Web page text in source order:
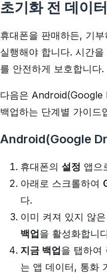
초기화 전 데이
휴대폰을 판매하든, 기
실행해야 합니다. 시간
를 안전하게 보호합니다.
다음은
백업하는 단계별 가이드
Android(Google
휴대폰의 설정 앱으
아래로 스크롤하여
다.
이미 켜져 있지 않
백업을 활성화합니
지금 백업을 탭하여
는 앱 데이터, 통화